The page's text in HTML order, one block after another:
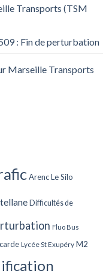
Transports (TSM
: Fin de perturbation
Marseille Transports
Arenc Le Silo
Difficultés de
Fluo Bus
Lycée St Exupéry M2